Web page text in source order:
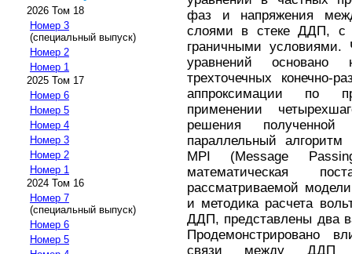
2026 Том 18
Номер 3
(специальный выпуск)
Номер 2
Номер 1
2025 Том 17
Номер 6
Номер 5
Номер 4
Номер 3
Номер 2
Номер 1
2024 Том 16
Номер 7
(специальный выпуск)
Номер 6
Номер 5
фаз и напряжения
слоями в стеке ДДП, с
граничными
уравнений основано
трехточечных конечно-
аппроксимации по
применении
решения
параллельный алгоритм
MPI (Message
математическая
рассматриваемой
и методика расчета
ДДП, представлены два
Продемонстрировано
связи между ДДП